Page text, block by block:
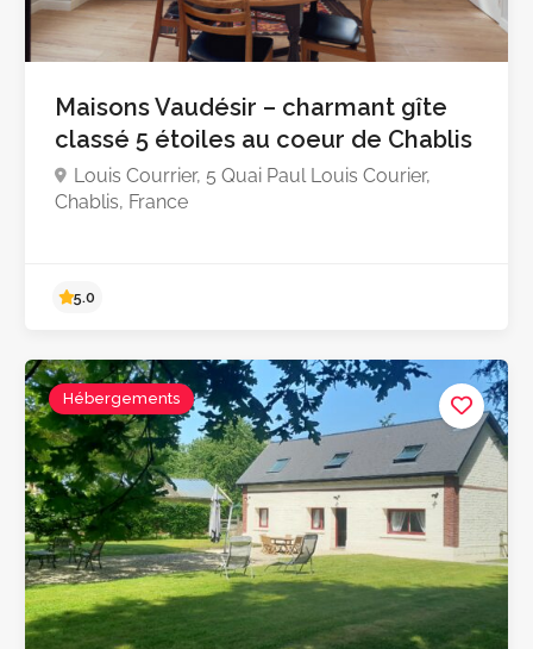
Pas encore d'avis
Maisons Vaudésir – charmant gîte
classé 5 étoiles au coeur de Chablis
Louis Courrier, 5 Quai Paul Louis Courier,
Chablis, France
Hébergements